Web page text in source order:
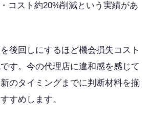
コスト約20%削減という実績があ
後回しにするほど機会損失コスト
す。今の代理店に違和感を感じて
のタイミングまでに判断材料を揃
すめします。